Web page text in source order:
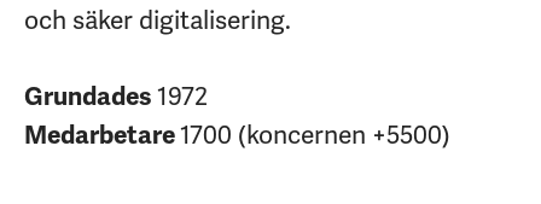
och säker digitalisering.
Grundades1972
Medarbetare1700 (koncernen +5500)